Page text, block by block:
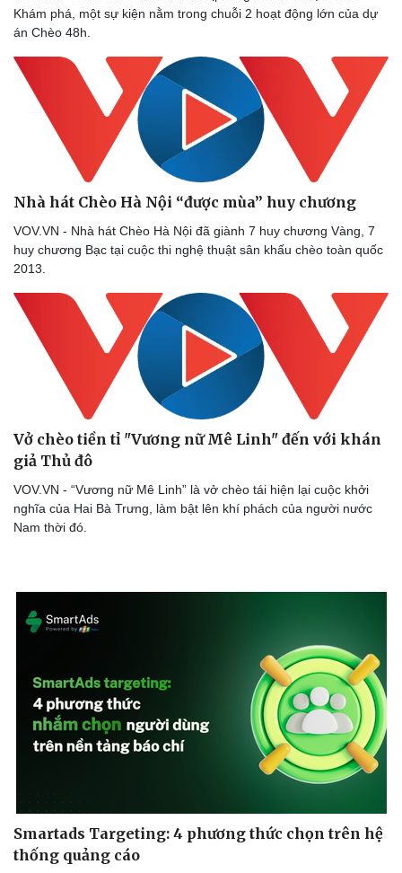
Cây thuốc
Sản phụ khoa
Nhi khoa
Tình yêu - Gia đình
Khám phá, một sự kiện nằm trong chuỗi 2 hoạt động lớn của dự
án Chèo 48h.
Nhà hát Chèo Hà Nội “được mùa” huy chương
VOV.VN - Nhà hát Chèo Hà Nội đã giành 7 huy chương Vàng, 7
huy chương Bạc tại cuộc thi nghệ thuật sân khấu chèo toàn quốc
2013.
Vở chèo tiền tỉ "Vương nữ Mê Linh" đến với khán
giả Thủ đô
VOV.VN - “Vương nữ Mê Linh” là vở chèo tái hiện lại cuộc khởi
nghĩa của Hai Bà Trưng, làm bật lên khí phách của người nước
Nam thời đó.
Smartads Targeting: 4 phương thức chọn trên hệ
thống quảng cáo